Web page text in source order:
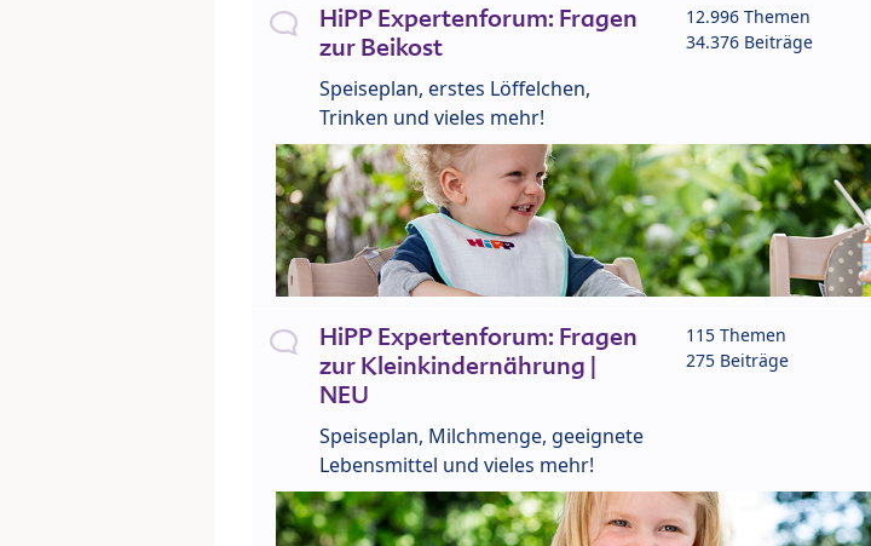
HiPP Expertenforum: Fragen
zur Beikost
Speiseplan, erstes Löffelchen,
Trinken und vieles mehr!
12.996 Themen
34.376 Beiträge
HiPP Expertenforum: Fragen
zur Kleinkindernährung |
NEU
Speiseplan, Milchmenge, geeignete
Lebensmittel und vieles mehr!
115 Themen
275 Beiträge